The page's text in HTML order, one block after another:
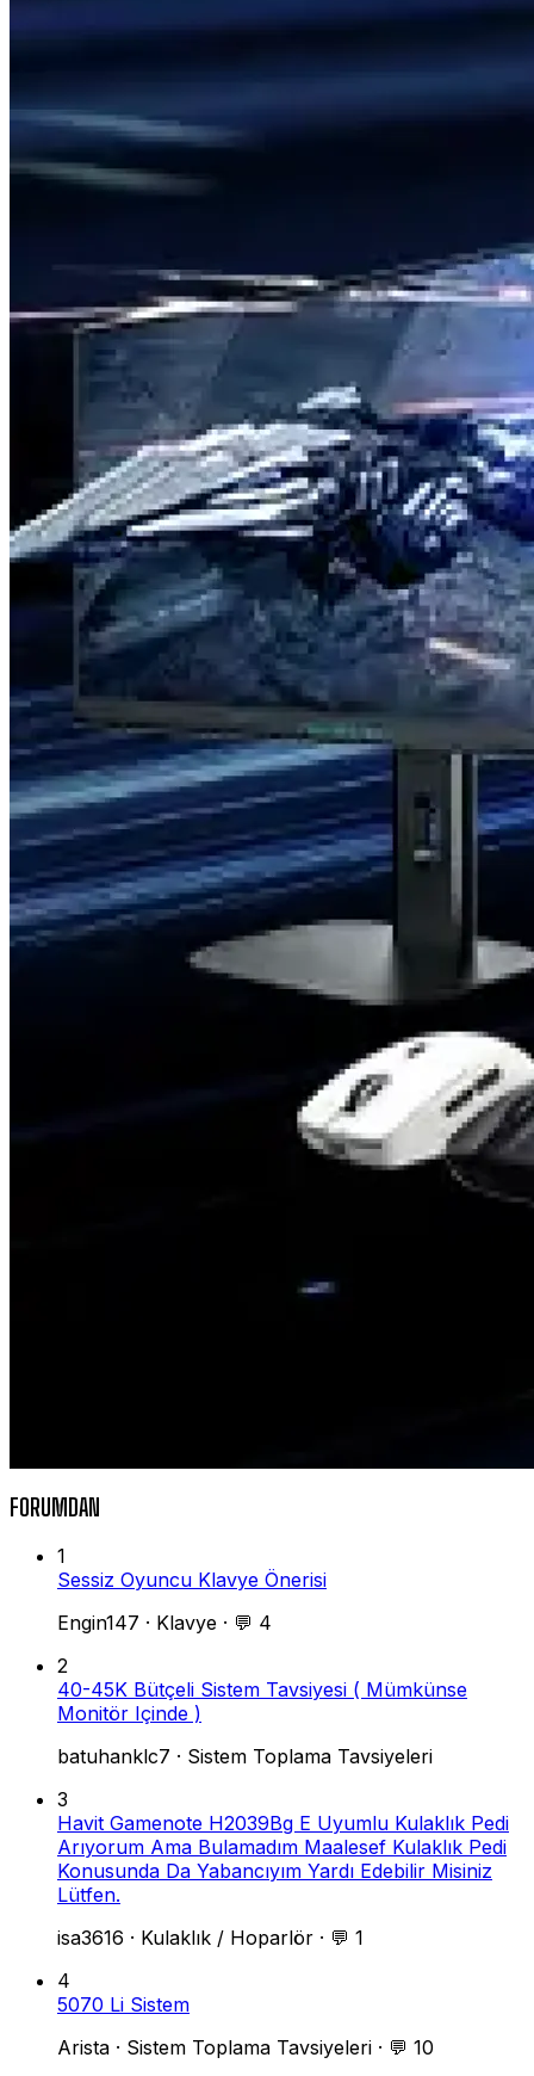
FORUMDAN
1
Sessiz Oyuncu Klavye Önerisi
Engin147 · Klavye · 💬 4
2
40-45K Bütçeli Sistem Tavsiyesi ( Mümkünse
Monitör Içinde )
batuhanklc7 · Sistem Toplama Tavsiyeleri
3
Havit Gamenote H2039Bg E Uyumlu Kulaklık Pedi
Arıyorum Ama Bulamadım Maalesef Kulaklık Pedi
Konusunda Da Yabancıyım Yardı Edebilir Misiniz
Lütfen.
isa3616 · Kulaklık / Hoparlör · 💬 1
4
5070 Li Sistem
Arista · Sistem Toplama Tavsiyeleri · 💬 10